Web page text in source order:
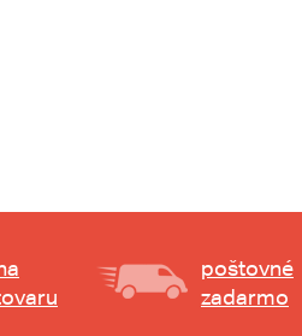
poštovné
zadarmo